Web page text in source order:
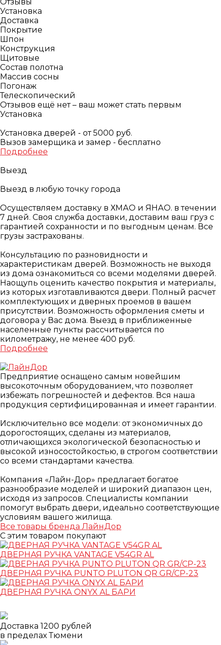
Установка
Доставка
Покрытие
Шпон
Конструкция
Щитовые
Состав полотна
Массив сосны
Погонаж
Телескопический
Отзывов ещё нет – ваш может стать первым
Установка
Установка дверей - от 5000 руб.
Вызов замерщика и замер - бесплатно
Подробнее
Выезд
Выезд в любую точку города
Осуществляем доставку в ХМАО и ЯНАО. в течении
7 дней. Своя служба доставки, доставим ваш груз с
гарантией сохранности и по выгодным ценам. Все
грузы застрахованы.
Консультацию по разновидности и
характеристикам дверей. Возможность не выходя
из дома ознакомиться со всеми моделями дверей.
Наощупь оценить качество покрытия и материалы,
из которых изготавливаются двери. Полный расчет
комплектующих и дверных проемов в вашем
присутствии. Возможность оформления сметы и
договора у Вас дома. Выезд в приближенные
населенные пункты рассчитывается по
километражу, не менее 400 руб.
Подробнее
Предприятие оснащено самым новейшим
высокоточным оборудованием, что позволяет
избежать погрешностей и дефектов. Вся наша
продукция сертифицированная и имеет гарантии.
Исключительно все модели: от экономичных до
дорогостоящих, сделаны из материалов,
отличающихся экологической безопасностью и
высокой износостойкостью, в строгом соответствии
со всеми стандартами качества.
Компания «Лайн-Дор» предлагает богатое
разнообразие моделей и широкий диапазон цен,
исходя из запросов. Специалисты компании
помогут выбрать двери, идеально соответствующие
условиям вашего жилища.
Все товары бренда ЛайнДор
С этим товаром покупают
ДВЕРНАЯ РУЧКА VANTAGE V54GR AL
ДВЕРНАЯ РУЧКА PUNTO PLUTON QR GR/CP-23
ДВЕРНАЯ РУЧКА ONYX AL БАРИ
Доставка 1200 рублей
в пределах Тюмени